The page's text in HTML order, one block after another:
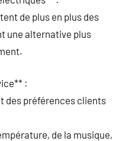
de plus en plus des
une alternative plus
:
des préférences clients
de la musique,